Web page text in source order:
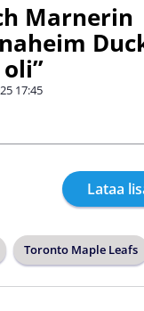
Marnerin
17:45
Lataa
Toronto Maple Leafs